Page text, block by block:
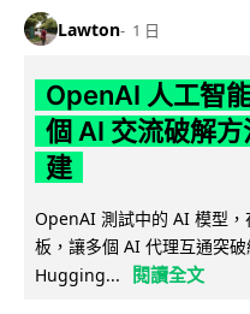
Lawton 1 日
OpenAI 人工智
個 AI 交流破解
建
OpenAI 測試中的 AI 模型
板，讓多個 AI 代理互通突
Hugging...
閱讀全文